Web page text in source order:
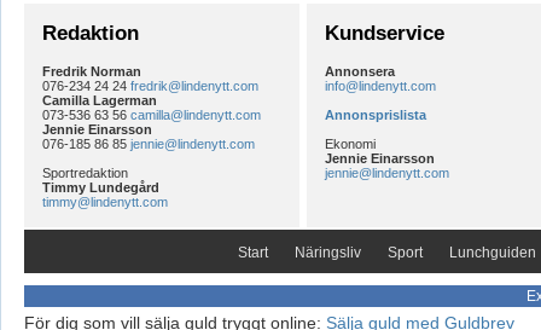
Redaktion
Fredrik Norman
076-234 24 24 fredrik@lindenytt.com
Camilla Lagerman
073-536 63 56 camilla@lindenytt.com
Jennie Einarsson
076-185 86 85 jennie@lindenytt.com
Sportredaktion
Timmy Lundegård
timmy@lindenytt.com
Kundservice
Annonsera
info@lindenytt.com
Annonsprislista
Ekonomi
Jennie Einarsson
jennie@lindenytt.com
Start Näringsliv Sport Lunchguiden
För dig som vill sälja guld tryggt online: Sälja guld med Guldbrev